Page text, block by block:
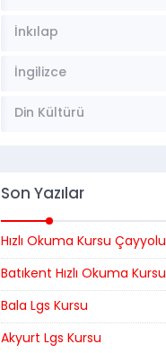
İnkılap
İngilizce
Din Kültürü
Son Yazılar
Hızlı Okuma Kursu Çayyolu
Batıkent Hızlı Okuma Kursu
Bala Lgs Kursu
Akyurt Lgs Kursu